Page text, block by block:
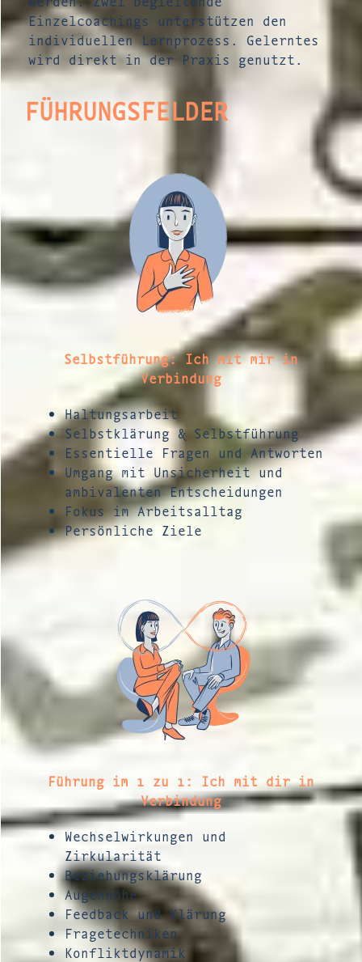
Einzelcoachings unterstützen den
individuellen Lernprozess. Gelerntes
wird direkt in der Praxis genutzt.
FÜHRUNGSFELDER
Selbstführung: Ich mit mir in
Verbindung
Haltungsarbeit
Selbstklärung & Selbstführung
Essentielle Fragen und Antworten
Umgang mit Unsicherheit und
ambivalenten Entscheidungen
Fokus im Arbeitsalltag
Persönliche Ziele
Führung im 1 zu 1: Ich mit dir in
Verbindung
Wechselwirkungen und
Zirkularität
Beziehungsklärung
Augenhöhe
Feedback und Klärung
Fragetechniken
Konfliktdynamik